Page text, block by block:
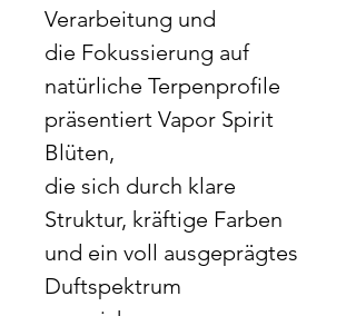
Verarbeitung und
die Fokussierung auf
natürliche Terpenprofile
präsentiert Vapor Spirit
Blüten,
die sich durch klare
Struktur, kräftige Farben
und ein voll ausgeprägtes
Duftspektrum